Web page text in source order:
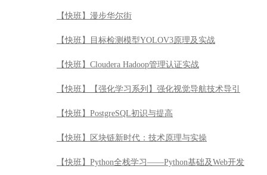
【快班】区块链新时代：技术原理与实操
【快班】Python全栈学习——Python基础及Web开发
【快班】端到端(End TO End)--由传统方法到深度学习
【快班】【百万年薪系列】宽度学习实战及算法解析
【快班】敏捷Agile快速入门
【快班】安全渗透测试工具之Burp Suite使用精讲
【快班】Python全栈学习——Python自动化测试